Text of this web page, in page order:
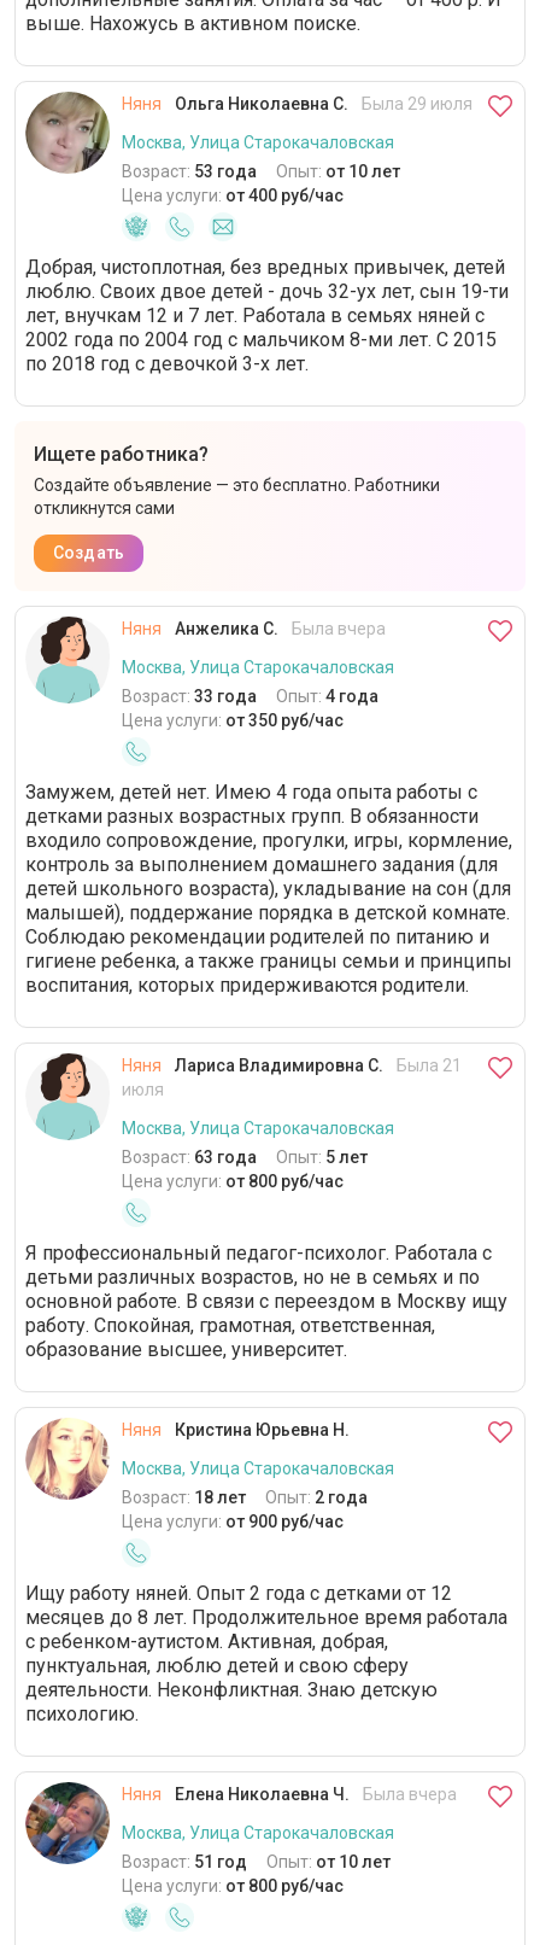
выше. Нахожусь в активном поиске.
Няня Ольга Николаевна С.
Была 29 июля
Москва, Улица Старокачаловская
Возраст: 53 года Опыт: от 10 лет
Цена услуги: от 400 руб/час
Добрая, чистоплотная, без вредных привычек, детей
люблю. Своих двое детей - дочь 32-ух лет, сын 19-ти
лет, внучкам 12 и 7 лет. Работала в семьях няней с
2002 года по 2004 год с мальчиком 8-ми лет. С 2015
по 2018 год с девочкой 3-х лет.
Ищете работника?
Создайте объявление — это бесплатно. Работники
откликнутся сами
Создать
Няня Анжелика С.
Была вчера
Москва, Улица Старокачаловская
Возраст: 33 года Опыт: 4 года
Цена услуги: от 350 руб/час
Замужем, детей нет. Имею 4 года опыта работы с
детками разных возрастных групп. В обязанности
входило сопровождение, прогулки, игры, кормление,
контроль за выполнением домашнего задания (для
детей школьного возраста), укладывание на сон (для
малышей), поддержание порядка в детской комнате.
Соблюдаю рекомендации родителей по питанию и
гигиене ребенка, а также границы семьи и принципы
воспитания, которых придерживаются родители.
Няня Лариса Владимировна С.
Была 21
июля
Москва, Улица Старокачаловская
Возраст: 63 года Опыт: 5 лет
Цена услуги: от 800 руб/час
Я профессиональный педагог-психолог. Работала с
детьми различных возрастов, но не в семьях и по
основной работе. В связи с переездом в Москву ищу
работу. Спокойная, грамотная, ответственная,
образование высшее, университет.
Няня
Кристина Юрьевна Н.
Москва, Улица Старокачаловская
Возраст: 18 лет Опыт: 2 года
Цена услуги: от 900 руб/час
Ищу работу няней. Опыт 2 года с детками от 12
месяцев до 8 лет. Продолжительное время работала
с ребенком-аутистом. Активная, добрая,
пунктуальная, люблю детей и свою сферу
деятельности. Неконфликтная. Знаю детскую
психологию.
Няня Елена Николаевна Ч.
Была вчера
Москва, Улица Старокачаловская
Возраст: 51 год Опыт: от 10 лет
Цена услуги: от 800 руб/час